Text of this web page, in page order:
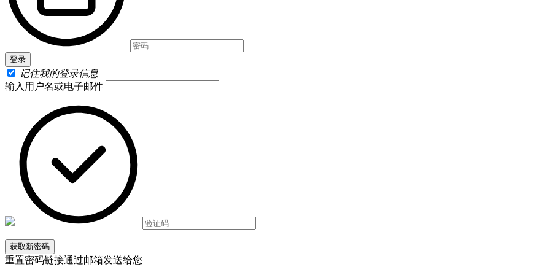
记住我的登录信息
输入用户名或电子邮件
重置密码链接通过邮箱发送给您